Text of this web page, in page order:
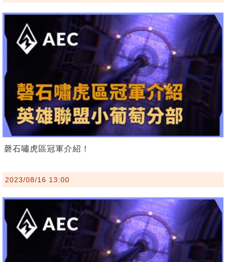
磬石嘯虎區冠軍介紹！
2023/08/16 13:00